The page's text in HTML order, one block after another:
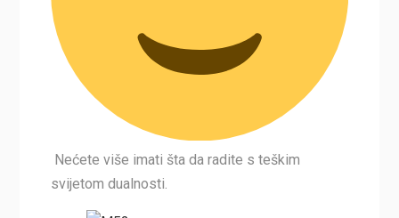
Nećete više imati šta da radite s teškim
svijetom dualnosti.